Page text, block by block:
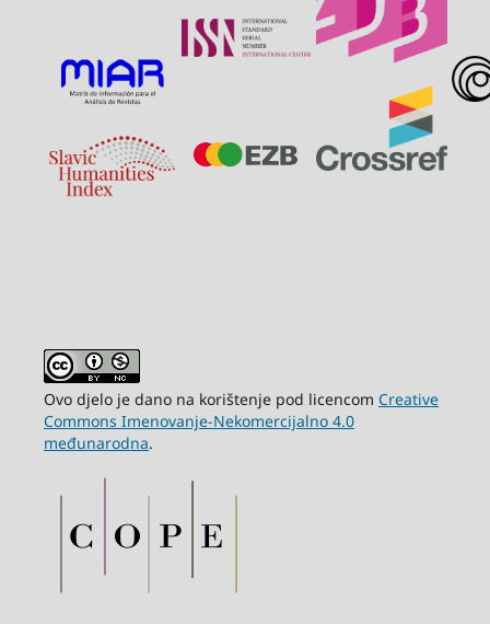
Ovo djelo je dano na korištenje pod licencom Creative
Commons Imenovanje-Nekomercijalno 4.0
međunarodna.